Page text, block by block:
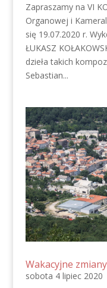
Zapraszamy na VI
Organowej i
się 19.07.2020 r.
ŁUKASZ
dzieła takich
Sebastian...
Wakacyjne
sobota 4 lipiec 2020